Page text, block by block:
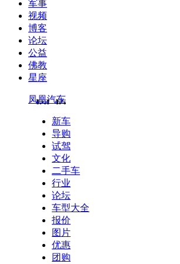
军事
视频
博客
论坛
公益
佛教
星座
凤凰汽车
新车
导购
试驾
文化
二手车
行业
论坛
车型大全
报价
图片
优惠
团购